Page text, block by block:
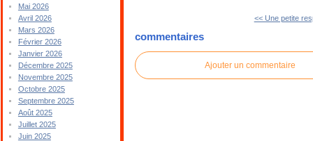
Mai 2026
Avril 2026
Mars 2026
Février 2026
Janvier 2026
Décembre 2025
Novembre 2025
Octobre 2025
Septembre 2025
Août 2025
Juillet 2025
Juin 2025
<< Une petite
commentaires
Ajouter un commentaire